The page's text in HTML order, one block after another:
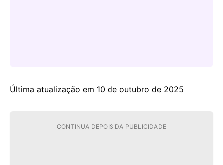
Última atualização em 10 de outubro de 2025
CONTINUA DEPOIS DA PUBLICIDADE